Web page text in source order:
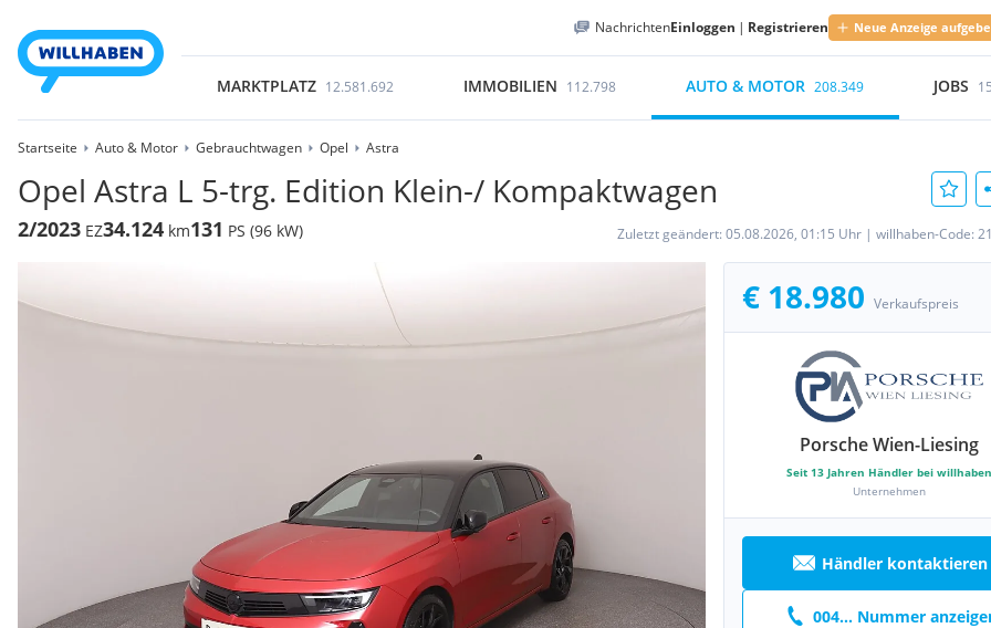
NachrichtenEinloggen | Registrieren Neue Anzeige
MARKTPLATZ 12.581.692 IMMOBILIEN 112.798 AUTO & MOTOR 208.349 JOBS
Startseite Auto & Motor Gebrauchtwagen Opel Astra
Opel Astra L 5-trg. Edition Klein-/ Kompaktwagen
2/2023 EZ34.124 km131 PS (96 kW) Zuletzt geändert: 05.08.2026, 01:15 Uhr | willhaben-Code:
€ 18.980 Verkaufspreis
Porsche Wien-Liesing
Seit 13 Jahren Händler bei willhaben
Unternehmen
Händler kontaktieren
004... Nummer